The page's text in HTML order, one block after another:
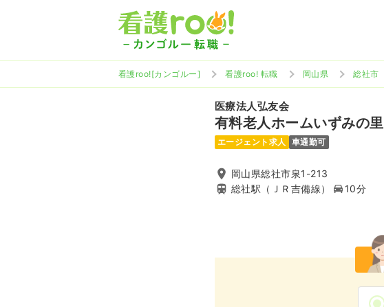
看護roo![カンゴルー] 看護roo! 転職 岡山県 総社市
医療法人弘友会
有料老人ホームいずみの里
エージェント求人 車通勤可
岡山県総社市泉1-213
総社駅（ＪＲ吉備線）
10分